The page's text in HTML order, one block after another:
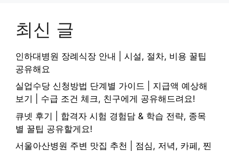
최신 글
인하대병원 장례식장 안내 | 시설, 절차, 비용 꿀팁
공유해요
실업수당 신청방법 단계별 가이드 | 지급액 예상해
보기 | 수급 조건 체크, 친구에게 공유해드려요!
큐넷 후기 | 합격자 시험 경험담 & 학습 전략, 종목
별 꿀팁 공유할게요!
서울아산병원 주변 맛집 추천 | 점심, 저녁, 카페, 찐